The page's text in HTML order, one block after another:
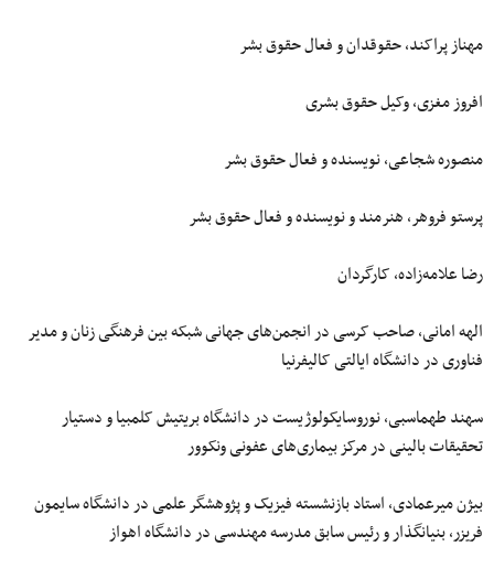
مهناز پراکند، حقوقدان و فعال حقوق بشر
افروز مغزی، وکیل حقوق بشری
منصوره شجاعی، نویسنده و فعال حقوق بشر
پرستو فروهر، هنرمند و نویسنده و فعال حقوق بشر
رضا علامه‌زاده، کارگردان
الهه امانی، صاحب کرسی در انجمن‌های جهانی شبکه بین فرهنگی زنان و مدیر
فناوری در دانشگاه ایالتی کالیفرنیا
سهند طهماسبی، نوروسایکولوژیست در دانشگاه بریتیش کلمبیا و دستیار
تحقیقات بالینی در مرکز بیماری‌های عفونی ونکوور
بیژن میرعمادی، استاد بازنشسته فیزیک و پژوهشگر علمی در دانشگاه سایمون
فریزر، بنیانگذار و رئیس سابق مدرسه مهندسی در دانشگاه اهواز